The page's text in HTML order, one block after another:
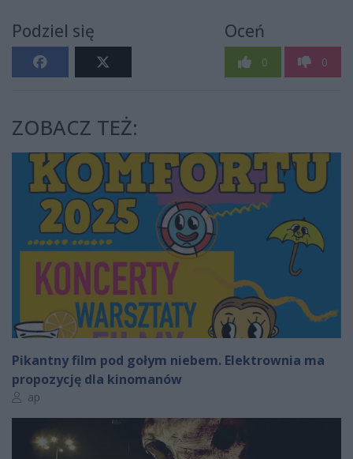
Podziel się Oceń
0 0
ZOBACZ TEŻ:
Pikantny film pod gołym niebem. Elektrownia ma
propozycję dla kinomanów
Autor artykułu:
ap